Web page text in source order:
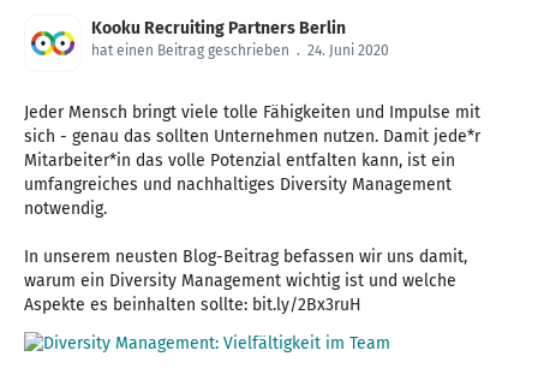
Kooku Recruiting Partners Berlin
hat einen Beitrag geschrieben . 24. Juni 2020
Jeder Mensch bringt viele tolle Fähigkeiten und Impulse mit
sich - genau das sollten Unternehmen nutzen. Damit jede*r
Mitarbeiter*in das volle Potenzial entfalten kann, ist ein
umfangreiches und nachhaltiges Diversity Management
notwendig.
In unserem neusten Blog-Beitrag befassen wir uns damit,
warum ein Diversity Management wichtig ist und welche
Aspekte es beinhalten sollte: bit.ly/2Bx3ruH